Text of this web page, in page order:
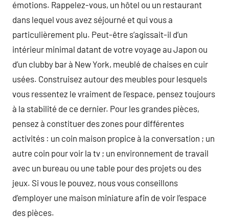
émotions. Rappelez-vous, un hôtel ou un restaurant
dans lequel vous avez séjourné et qui vous a
particulièrement plu. Peut-être s’agissait-il d’un
intérieur minimal datant de votre voyage au Japon ou
d’un clubby bar à New York, meublé de chaises en cuir
usées. Construisez autour des meubles pour lesquels
vous ressentez le vraiment de l’espace, pensez toujours
à la stabilité de ce dernier. Pour les grandes pièces,
pensez à constituer des zones pour différentes
activités : un coin maison propice à la conversation ; un
autre coin pour voir la tv ; un environnement de travail
avec un bureau ou une table pour des projets ou des
jeux. Si vous le pouvez, nous vous conseillons
d’employer une maison miniature afin de voir l’espace
des pièces.